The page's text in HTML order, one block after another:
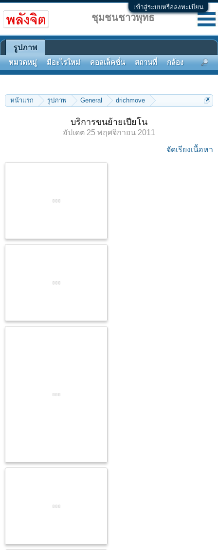
เข้าสู่ระบบหรือลงทะเบียน
หน้าแรก รูปภาพ General
drichmove
บริการขนย้ายเปียโน
อัปเดต 25 พฤศจิกายน 2011
จัดเรียงเนื้อหา
ชุมชนชาวพุทธ
รูปภาพ
หมวดหมู่ มีอะไรใหม่ คอลเล็คชั่น สถานที่
กล้อง
แท็ก